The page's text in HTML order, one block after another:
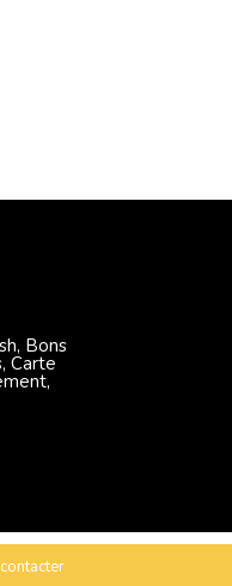
Bons
Carte